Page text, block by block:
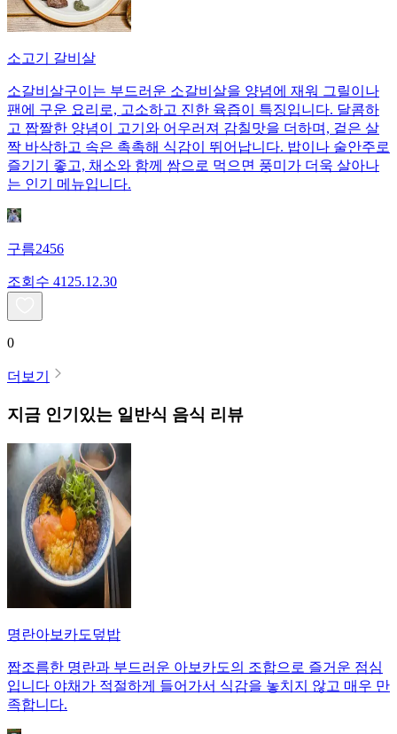
소고기 갈비살
소갈비살구이는 부드러운 소갈비살을 양념에 재워 그릴이나
팬에 구운 요리로, 고소하고 진한 육즙이 특징입니다. 달콤하
고 짭짤한 양념이 고기와 어우러져 감칠맛을 더하며, 겉은 살
짝 바삭하고 속은 촉촉해 식감이 뛰어납니다. 밥이나 술안주로
즐기기 좋고, 채소와 함께 쌈으로 먹으면 풍미가 더욱 살아나
는 인기 메뉴입니다.
구름2456
조회수 41 25.12.30
0
더보기
지금 인기있는 일반식 음식 리뷰
명란아보카도덮밥
짭조름한 명란과 부드러운 아보카도의 조합으로 즐거운 점심
입니다 야채가 적절하게 들어가서 식감을 놓치지 않고 매우 만
족합니다.